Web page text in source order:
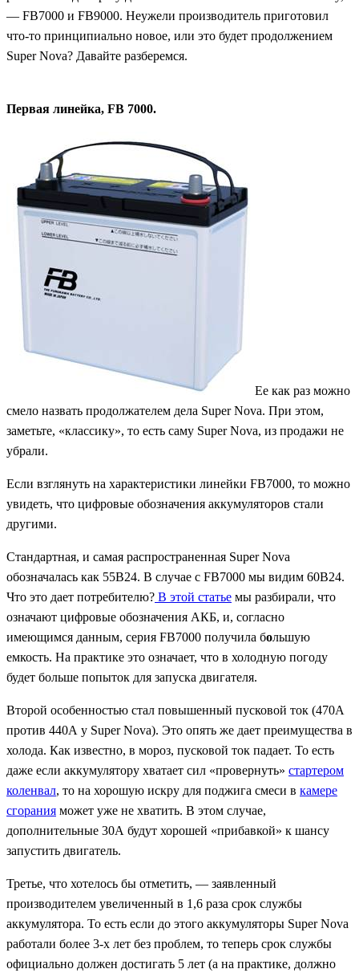
— FB7000 и FB9000. Неужели производитель приготовил
что-то принципиально новое, или это будет продолжением
Super Nova? Давайте разберемся.
Первая линейка, FB 7000.
Ее как раз можно
смело назвать продолжателем дела Super Nova. При этом,
заметьте, «классику», то есть саму Super Nova, из продажи не
убрали.
Если взглянуть на характеристики линейки FB7000, то можно
увидеть, что цифровые обозначения аккумуляторов стали
другими.
Стандартная, и самая распространенная Super Nova
обозначалась как 55B24. В случае с FB7000 мы видим 60B24.
Что это дает потребителю? В этой статье мы разбирали, что
означают цифровые обозначения АКБ, и, согласно
имеющимся данным, серия FB7000 получила большую
емкость. На практике это означает, что в холодную погоду
будет больше попыток для запуска двигателя.
Второй особенностью стал повышенный пусковой ток (470А
против 440А у Super Nova). Это опять же дает преимущества в
холода. Как известно, в мороз, пусковой ток падает. То есть
даже если аккумулятору хватает сил «провернуть» стартером
коленвал, то на хорошую искру для поджига смеси в камере
сгорания может уже не хватить. В этом случае,
дополнительные 30А будут хорошей «прибавкой» к шансу
запустить двигатель.
Третье, что хотелось бы отметить, — заявленный
производителем увеличенный в 1,6 раза срок службы
аккумулятора. То есть если до этого аккумуляторы Super Nova
работали более 3-х лет без проблем, то теперь срок службы
официально должен достигать 5 лет (а на практике, должно